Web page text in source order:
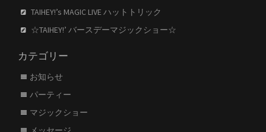
TAIHEY!’s MAGIC LIVE ハットトリック
☆TAIHEY!’ バースデーマジックショー☆
カテゴリー
お知らせ
パーティー
マジックショー